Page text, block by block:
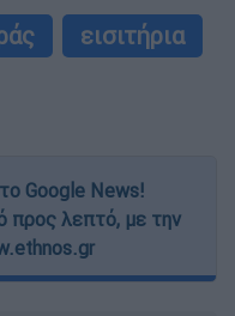
εισιτήρια
Google News!
προς λεπτό, με την